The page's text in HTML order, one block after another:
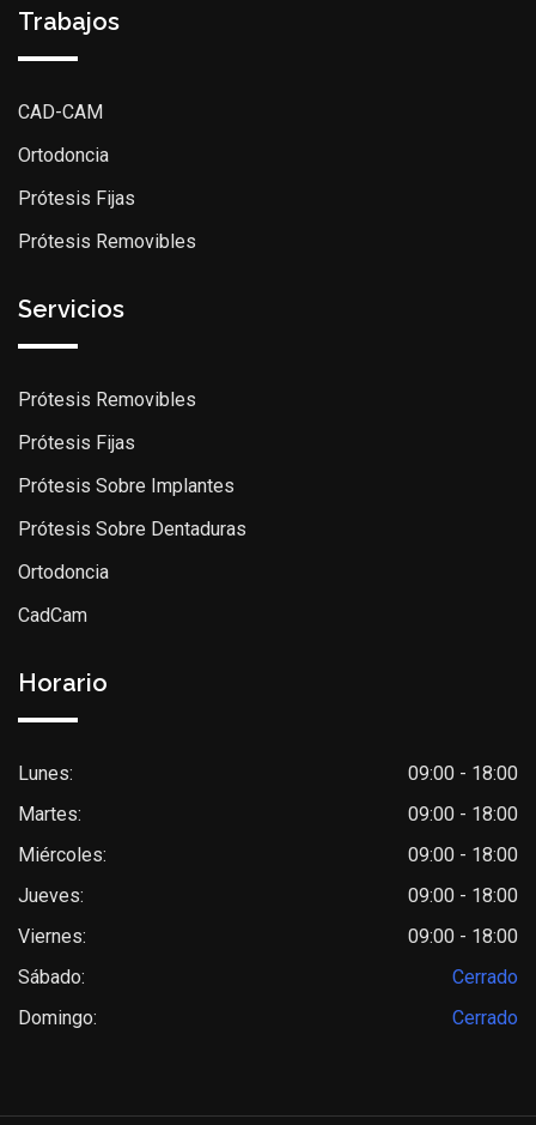
Trabajos
CAD-CAM
Ortodoncia
Prótesis Fijas
Prótesis Removibles
Servicios
Prótesis Removibles
Prótesis Fijas
Prótesis Sobre Implantes
Prótesis Sobre Dentaduras
Ortodoncia
CadCam
Horario
Lunes:
09:00 - 18:00
Martes:
09:00 - 18:00
Miércoles:
09:00 - 18:00
Jueves:
09:00 - 18:00
Viernes:
09:00 - 18:00
Sábado:
Cerrado
Domingo:
Cerrado